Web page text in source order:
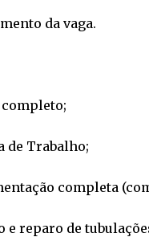
da vaga.
de Trabalho;
completa
reparo de